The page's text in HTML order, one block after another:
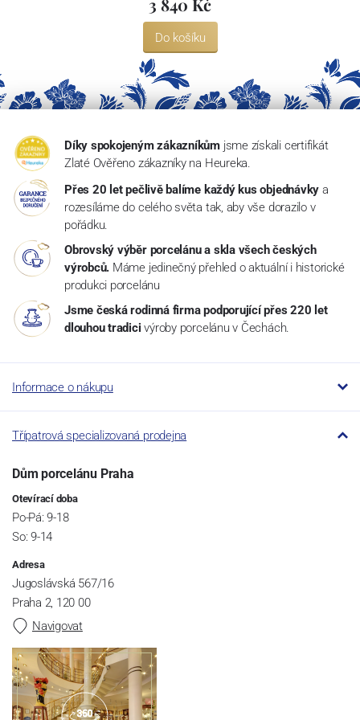
Do košíku
Díky spokojeným zákazníkům jsme získali certifikát
Zlaté Ověřeno zákazníky na Heureka.
Přes 20 let pečlivě balíme každý kus objednávky a
rozesíláme do celého světa tak, aby vše dorazilo v
pořádku.
Obrovský výběr porcelánu a skla všech českých
výrobců. Máme jedinečný přehled o aktuální i historické
produkci porcelánu
Jsme česká rodinná firma podporující přes 220 let
dlouhou tradici výroby porcelánu v Čechách.
Informace o nákupu
Třípatrová specializovaná prodejna
Dům porcelánu Praha
Otevírací doba
Po-Pá: 9-18
So: 9-14
Adresa
Jugoslávská 567/16
Praha 2, 120 00
Navigovat